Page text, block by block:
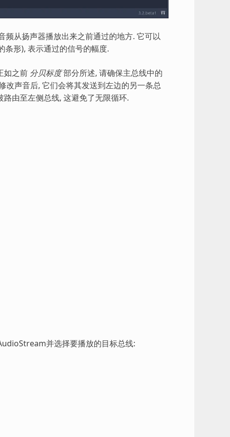
从扬声器播放出来之前通过的地方. 它可以
形), 表示通过的信号的幅度.
如之前 分贝标度部分所述, 请确保主总线中的
改声音后, 它们会将其发送到左边的另一条总
由至左侧总线, 这避免了无限循环.
并选择要播放的目标总线: